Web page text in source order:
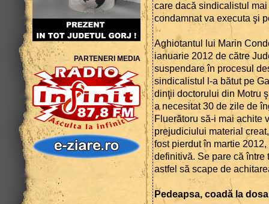
PARTENERI MEDIA
care dacă sindicalistul
condamnat va executa şi
Aghiotantul lui Marin
ianuarie 2012 de către
suspendare în procesul
sindicalistul l-a bătut pe
dinţii doctorului din Motru
a necesitat 30 de zile de
Fluerătoru să-i mai achite
prejudiciului material
fost pierdut în martie
definitivă. Se pare că între
astfel să scape de
Pedeapsa, coadă la